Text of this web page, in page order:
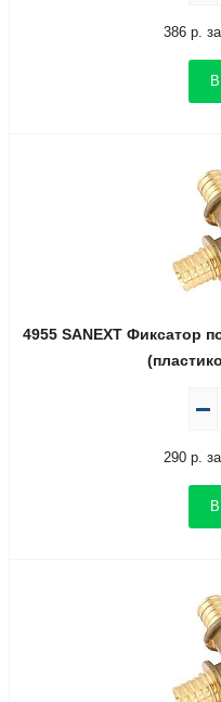
386 р.
4955 SANEXT Фиксатор
290 р.